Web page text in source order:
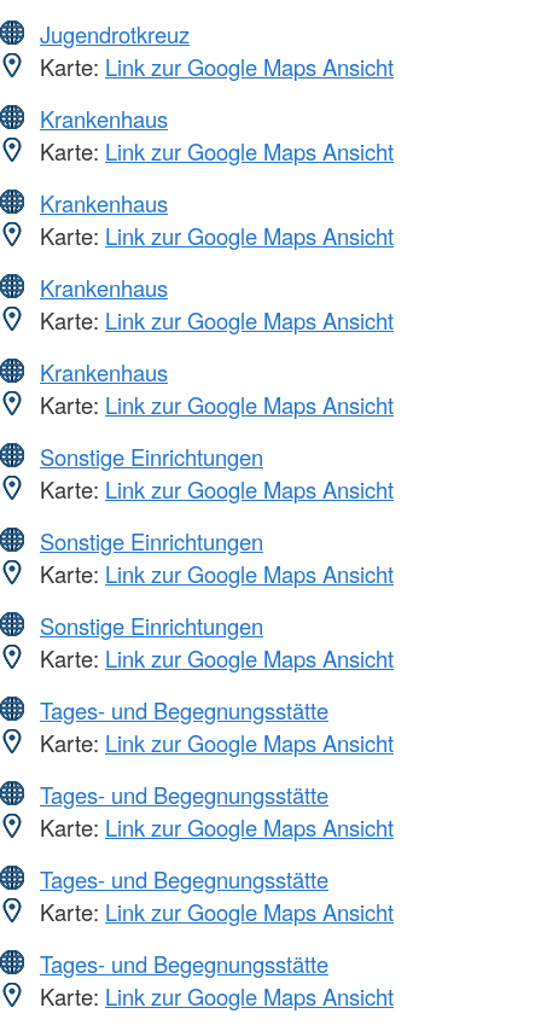
Jugendrotkreuz
Karte: Link zur Google Maps Ansicht
Krankenhaus
Karte: Link zur Google Maps Ansicht
Krankenhaus
Karte: Link zur Google Maps Ansicht
Krankenhaus
Karte: Link zur Google Maps Ansicht
Krankenhaus
Karte: Link zur Google Maps Ansicht
Sonstige Einrichtungen
Karte: Link zur Google Maps Ansicht
Sonstige Einrichtungen
Karte: Link zur Google Maps Ansicht
Sonstige Einrichtungen
Karte: Link zur Google Maps Ansicht
Tages- und Begegnungsstätte
Karte: Link zur Google Maps Ansicht
Tages- und Begegnungsstätte
Karte: Link zur Google Maps Ansicht
Tages- und Begegnungsstätte
Karte: Link zur Google Maps Ansicht
Tages- und Begegnungsstätte
Karte: Link zur Google Maps Ansicht